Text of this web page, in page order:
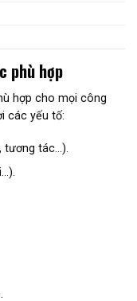
phù hợp
hợp cho mọi công
các yếu tố:
tương tác…).